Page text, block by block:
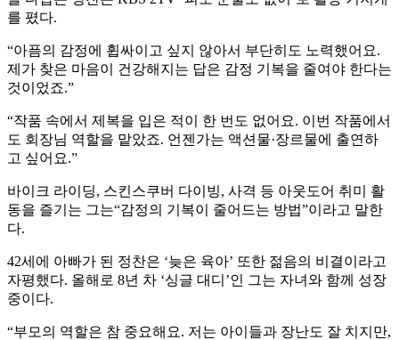
를 폈다.
“아픔의 감정에 휩싸이고 싶지 않아서 부단히도 노력했어요.
제가 찾은 마음이 건강해지는 답은 감정 기복을 줄여야 한다는
것이었죠.”
“작품 속에서 제복을 입은 적이 한 번도 없어요. 이번 작품에서
도 회장님 역할을 맡았죠. 언젠가는 액션물·장르물에 출연하
고 싶어요.”
바이크 라이딩, 스킨스쿠버 다이빙, 사격 등 아웃도어 취미 활
동을 즐기는 그는“감정의 기복이 줄어드는 방법”이라고 말한
다.
42세에 아빠가 된 정찬은 ‘늦은 육아’ 또한 젊음의 비결이라고
자평했다. 올해로 8년 차 ‘싱글 대디’인 그는 자녀와 함께 성장
중이다.
“부모의 역할은 참 중요해요. 저는 아이들과 장난도 잘 치지만,